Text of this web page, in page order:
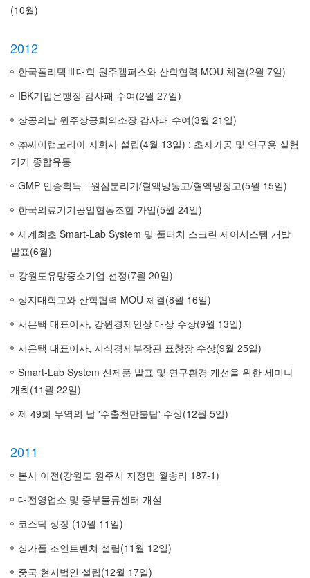
(10월)
2012
한국폴리텍Ⅲ대학 원주캠퍼스와 산학협력 MOU 체결(2월 7일)
IBK기업은행장 감사패 수여(2월 27일)
상공의날 원주상공회의소장 감사패 수여(3월 21일)
㈜싸이랩코리아 자회사 설립(4월 13일) : 초자가공 및 연구용 실험
기기 종합유통
GMP 인증획득 - 원심분리기/혈액냉동고/혈액냉장고(5월 15일)
한국의료기기공업협동조합 가입(5월 24일)
세계최초 Smart-Lab System 및 풀터치 스크린 제어시스템 개발
발표(6월)
강원도유망중소기업 선정(7월 20일)
상지대학교와 산학협력 MOU 체결(8월 16일)
서은택 대표이사, 강원경제인상 대상 수상(9월 13일)
서은택 대표이사, 지식경제부장관 표창장 수상(9월 25일)
Smart-Lab System 신제품 발표 및 연구환경 개선을 위한 세미나
개최(11월 22일)
제 49회 무역의 날 '수출천만불탑' 수상(12월 5일)
2011
본사 이전(강원도 원주시 지정면 월송리 187-1)
대전영업소 및 중부물류센터 개설
코스닥 상장 (10월 11일)
싱가폴 조인트벤쳐 설립(11월 12일)
중국 현지법인 설립(12월 17일)